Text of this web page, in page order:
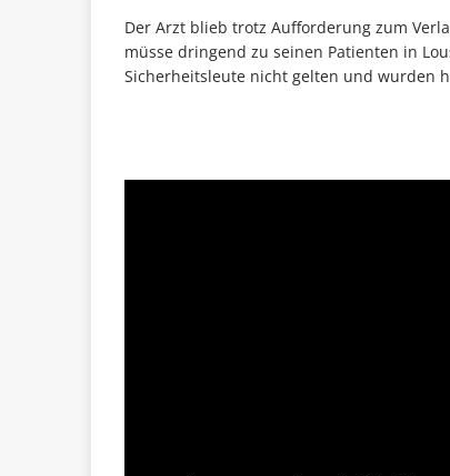
Der Arzt blieb trotz Aufforderung zum
müsse dringend zu seinen Patienten in
Sicherheitsleute nicht gelten und wurden